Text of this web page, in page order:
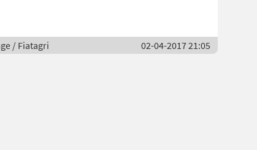
/ Fiatagri 02-04-2017 21:05